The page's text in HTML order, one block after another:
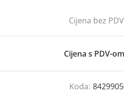
Cijena bez
Cijena s PDV-
Koda: